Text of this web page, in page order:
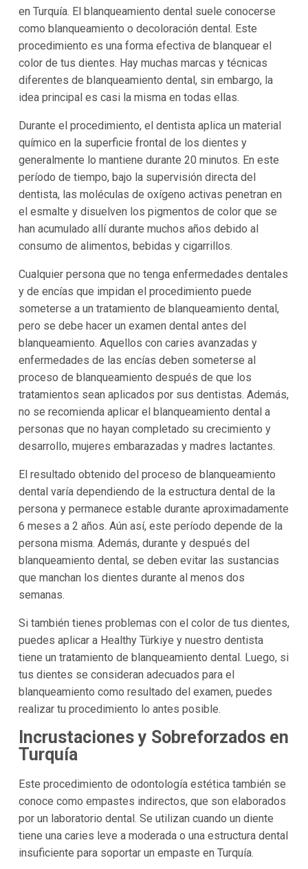
en Turquía. El blanqueamiento dental suele conocerse
como blanqueamiento o decoloración dental. Este
procedimiento es una forma efectiva de blanquear el
color de tus dientes. Hay muchas marcas y técnicas
diferentes de blanqueamiento dental, sin embargo, la
idea principal es casi la misma en todas ellas.
Durante el procedimiento, el dentista aplica un material
químico en la superficie frontal de los dientes y
generalmente lo mantiene durante 20 minutos. En este
período de tiempo, bajo la supervisión directa del
dentista, las moléculas de oxígeno activas penetran en
el esmalte y disuelven los pigmentos de color que se
han acumulado allí durante muchos años debido al
consumo de alimentos, bebidas y cigarrillos.
Cualquier persona que no tenga enfermedades dentales
y de encías que impidan el procedimiento puede
someterse a un tratamiento de blanqueamiento dental,
pero se debe hacer un examen dental antes del
blanqueamiento. Aquellos con caries avanzadas y
enfermedades de las encías deben someterse al
proceso de blanqueamiento después de que los
tratamientos sean aplicados por sus dentistas. Además,
no se recomienda aplicar el blanqueamiento dental a
personas que no hayan completado su crecimiento y
desarrollo, mujeres embarazadas y madres lactantes.
El resultado obtenido del proceso de blanqueamiento
dental varía dependiendo de la estructura dental de la
persona y permanece estable durante aproximadamente
6 meses a 2 años. Aún así, este período depende de la
persona misma. Además, durante y después del
blanqueamiento dental, se deben evitar las sustancias
que manchan los dientes durante al menos dos
semanas.
Si también tienes problemas con el color de tus dientes,
puedes aplicar a Healthy Türkiye y nuestro dentista
tiene un tratamiento de blanqueamiento dental. Luego, si
tus dientes se consideran adecuados para el
blanqueamiento como resultado del examen, puedes
realizar tu procedimiento lo antes posible.
Incrustaciones y Sobreforzados en
Turquía
Este procedimiento de odontología estética también se
conoce como empastes indirectos, que son elaborados
por un laboratorio dental. Se utilizan cuando un diente
tiene una caries leve a moderada o una estructura dental
insuficiente para soportar un empaste en Turquía.